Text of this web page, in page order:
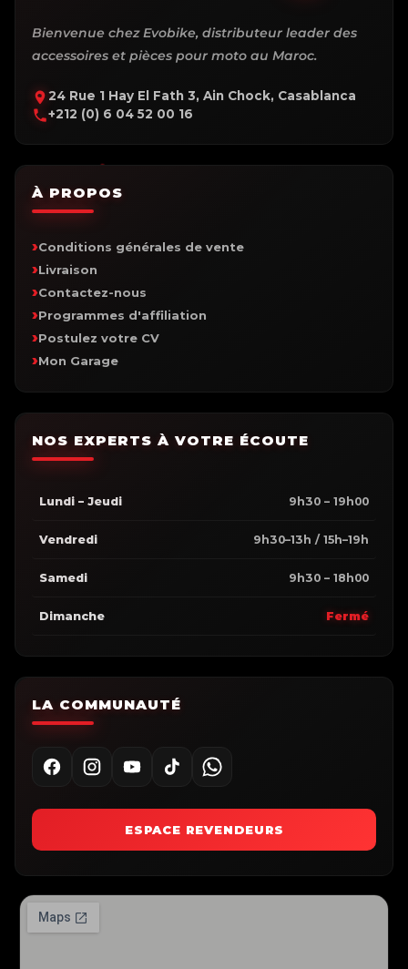
Bienvenue chez Evobike, distributeur leader des
accessoires et pièces pour moto au Maroc.
24 Rue 1 Hay El Fath 3, Ain Chock, Casablanca
+212 (0) 6 04 52 00 16
À PROPOS
Conditions générales de vente
Livraison
Contactez-nous
Programmes d'affiliation
Postulez votre CV
Mon Garage
NOS EXPERTS À VOTRE ÉCOUTE
Lundi – Jeudi 9h30 – 19h00
Vendredi 9h30–13h / 15h–19h
Samedi 9h30 – 18h00
Dimanche Fermé
LA COMMUNAUTÉ
ESPACE REVENDEURS